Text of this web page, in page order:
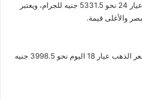
فيما سجل سعر الذهب عيار 24 نحو 5331.5 جنيه للجرام، ويعتبر
والأغلى قيمة.
وفي ذات السياق، بلغ سعر الذهب عيار 18 اليوم نحو 3998.5 جنيه